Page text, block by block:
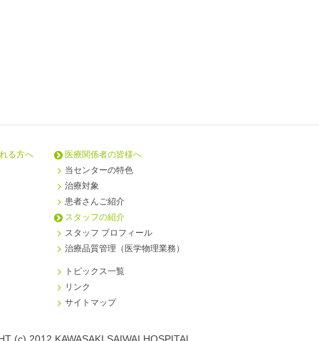
る方へ
医療関係者の皆様へ
当センターの特色
治療対象
患者さんご紹介
スタッフの紹介
スタッフ プロフィール
治療品質管理（医学物理業務）
トピックス一覧
リンク
サイトマップ